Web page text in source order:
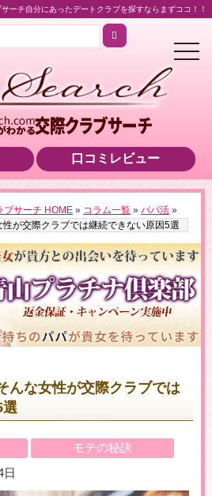
ーチ自分にあったデートクラブを探すならまずココ！！
t
o
i
a
t
i
口コミレビュー
ブサーチ HOME » コラム一覧 » パパ活 »
性が交際クラブでは継続できない原因5選
準の美女をご紹介！／
HPへのリンクです
最大５万円プレゼント！／
んな女性が交際クラブでは
選
モテの秘訣